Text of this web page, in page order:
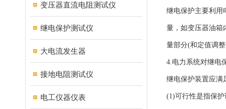
变压器直流电阻测试仪
继电保护测试仪
大电流发生器
接地电阻测试仪
电工仪器仪表
继电保护主要利用
量，如变压器油箱
量部分(和定值调
4.电力系统对继电
继电保护装置应满
(1)可行性是指保